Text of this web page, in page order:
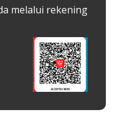
melalui rekening